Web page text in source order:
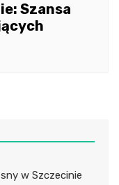
Szansa
w Szczecinie